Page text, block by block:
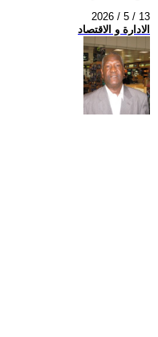
2026 / 5 / 13
الادارة و الاقتصاد